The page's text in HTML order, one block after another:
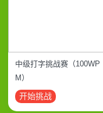
中级打字挑战赛（100WP
M）
开始挑战